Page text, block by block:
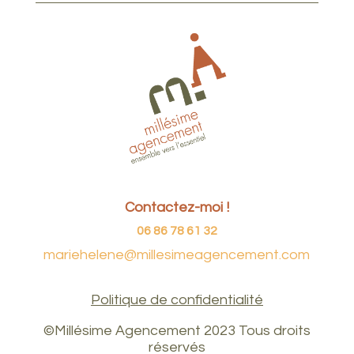
Contactez-moi !
06 86 78 61 32
mariehelene@millesimeagencement.com
Politique de confidentialité
©Millésime Agencement 2023 Tous droits
réservés